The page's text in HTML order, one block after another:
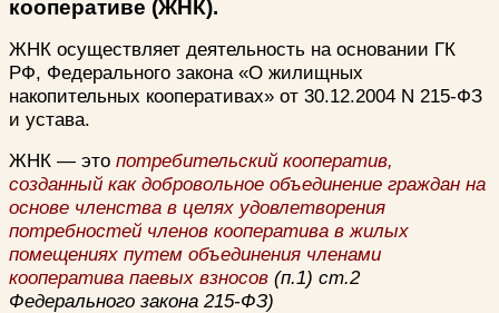
кооперативе (ЖНК).
ЖНК осуществляет деятельность на основании ГК
РФ, Федерального закона «О жилищных
накопительных кооперативах» от 30.12.2004 N 215-ФЗ
и устава.
ЖНК — это потребительский кооператив,
созданный как добровольное объединение граждан на
основе членства в целях удовлетворения
потребностей членов кооператива в жилых
помещениях путем объединения членами
кооператива паевых взносов (п.1) ст.2
Федерального закона 215-ФЗ)